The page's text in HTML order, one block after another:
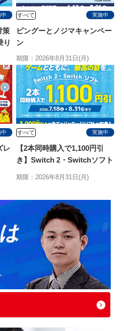
策
り
すべて 実施中
ピングーとノジマキャンペー
ン
期限：2026年8月31日(月)
レ
すべて 実施中
【2本同時購入で1,100円引
き】Switch 2・Switchソフト
期限：2026年8月31日(月)